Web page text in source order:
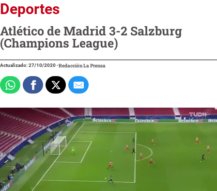
Deportes
Atlético de Madrid 3-2 Salzburg
(Champions League)
Actualizado: 27/10/2020-Redacción La Prensa